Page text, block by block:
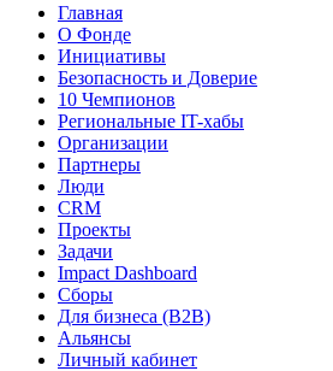
Главная
О Фонде
Инициативы
Безопасность и Доверие
10 Чемпионов
Региональные IT-хабы
Организации
Партнеры
Люди
CRM
Проекты
Задачи
Impact Dashboard
Сборы
Для бизнеса (B2B)
Альянсы
Личный кабинет